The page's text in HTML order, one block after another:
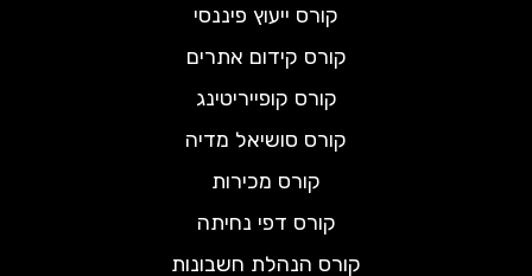
קורס ייעוץ פיננסי
קורס קידום אתרים
קורס קופייריטינג
קורס סושיאל מדיה
קורס מכירות
קורס דפי נחיתה
קורס הנהלת חשבונות